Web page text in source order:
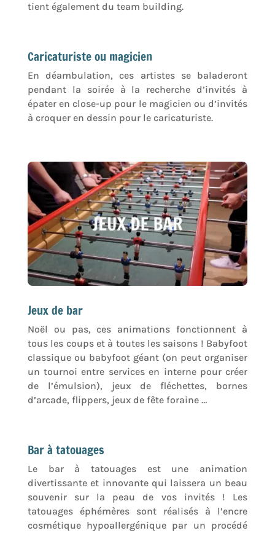
tient également du team building.
Caricaturiste ou magicien
En déambulation, ces artistes se baladeront
pendant la soirée à la recherche d’invités à
épater en close-up pour le magicien ou d’invités
à croquer en dessin pour le caricaturiste.
Jeux de bar
Noël ou pas, ces animations fonctionnent à
tous les coups et à toutes les saisons ! Babyfoot
classique ou babyfoot géant (on peut organiser
un tournoi entre services en interne pour créer
de l’émulsion), jeux de fléchettes, bornes
d’arcade, flippers, jeux de fête foraine …
Bar à tatouages
Le bar à tatouages est une animation
divertissante et innovante qui laissera un beau
souvenir sur la peau de vos invités ! Les
tatouages éphémères sont réalisés à l’encre
cosmétique hypoallergénique par un procédé